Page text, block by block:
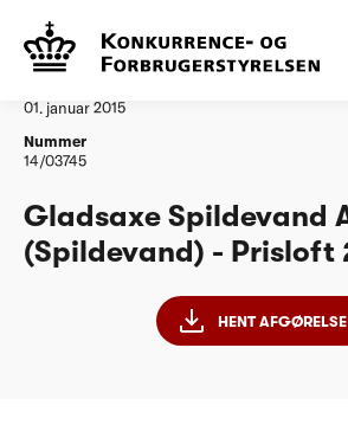
Vandtilsyn
01. januar 2015
Nummer
14/03745
Gladsaxe Spildevand
(Spildevand) - Prisloft
HENT AFGØRELSE